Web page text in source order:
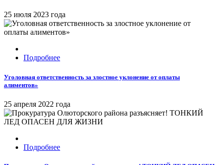
25 июля 2023 года
Подробнее
Уголовная ответственность за злостное уклонение от оплаты
алиментов»
25 апреля 2022 года
Подробнее